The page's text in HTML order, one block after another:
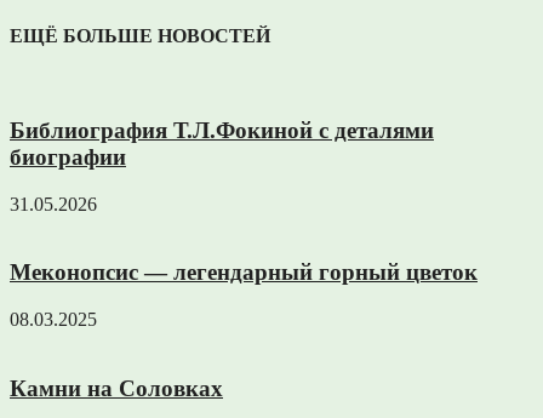
ЕЩЁ БОЛЬШЕ НОВОСТЕЙ
Библиография Т.Л.Фокиной с деталями
биографии
31.05.2026
Меконопсис — легендарный горный цветок
08.03.2025
Камни на Соловках